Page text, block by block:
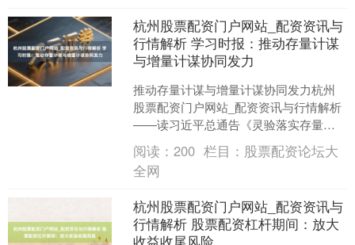
杭州股票配资门户网站_配资资讯与
行情解析 学习时报：推动存量计谋
与增量计谋协同发力
推动存量计谋与增量计谋协同发力杭州
股票配资门户网站_配资资讯与行情解析
——读习近平总通告《灵验落实存量计
谋，加力推出增量计谋》 现时我国经济
保持着耐久向好的基....
阅读：200 栏目： 股票配资论坛大
全网
杭州股票配资门户网站_配资资讯与
行情解析 股票配资杠杆期间：放大
收益收尾风险